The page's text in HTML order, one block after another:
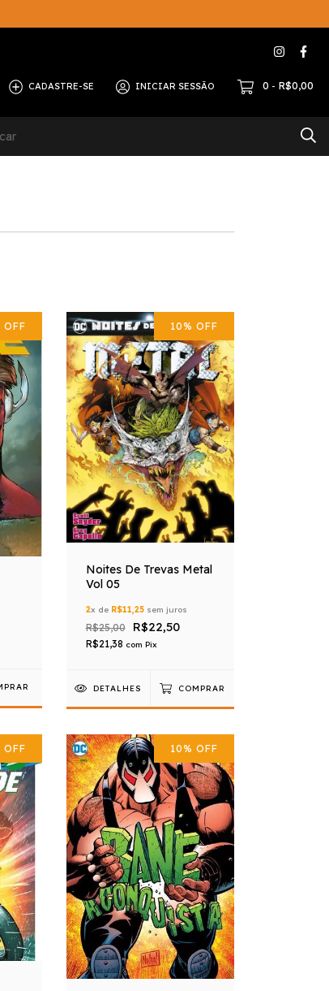
CADASTRE-SE INICIAR SESSÃO 0 - R$0,00
OFF 10% OFF
Noites De Trevas Metal
Vol 05
2x de R$11,25sem juros
R$25,00 R$22,50
R$21,38 com Pix
DETALHES COMPRAR
OFF 10% OFF